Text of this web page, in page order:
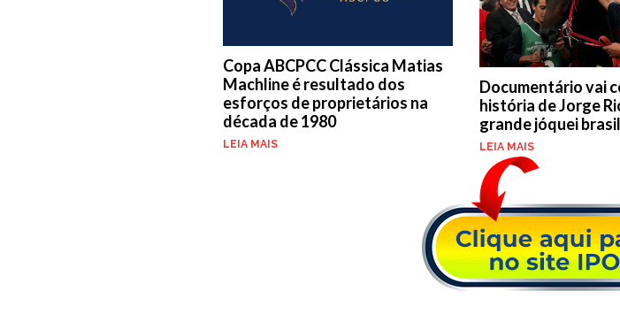
Copa ABCPCC Clássica Matias
Machline é resultado dos
esforços de proprietários na
década de 1980
LEIA MAIS
Documentário vai
história de Jorge
grande jóquei
LEIA MAIS